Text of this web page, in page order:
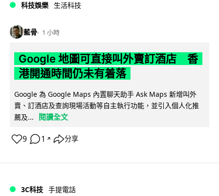
科技娛樂 生活科技
藍骨 1 小時
Google 地圖可直接叫外賣訂酒店 香
港開通時間仍未有着落
Google 為 Google Maps 內置聊天助手 Ask Maps 新增叫外
賣、訂酒店及查詢現場活動等自主執行功能，並引入個人化推
薦及...
閱讀全文
9 1 ↗ 分享
3C科技 手提電話